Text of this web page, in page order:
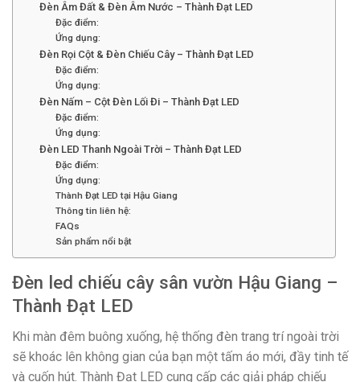
Đèn Âm Đất & Đèn Âm Nước – Thành Đạt LED
Đặc điểm:
Ứng dụng:
Đèn Rọi Cột & Đèn Chiếu Cây – Thành Đạt LED
Đặc điểm:
Ứng dụng:
Đèn Nấm – Cột Đèn Lối Đi – Thành Đạt LED
Đặc điểm:
Ứng dụng:
Đèn LED Thanh Ngoài Trời – Thành Đạt LED
Đặc điểm:
Ứng dụng:
Thành Đạt LED tại Hậu Giang
Thông tin liên hệ:
FAQs
Sản phẩm nổi bật
Đèn led chiếu cây sân vườn Hậu Giang –
Thành Đạt LED
Khi màn đêm buông xuống, hệ thống đèn trang trí ngoài trời
sẽ khoác lên không gian của bạn một tấm áo mới, đầy tinh tế
và cuốn hút. Thành Đạt LED cung cấp các giải pháp chiếu